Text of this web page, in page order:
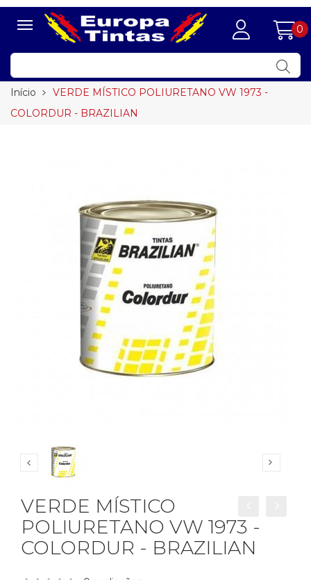
0
Início
VERDE MÍSTICO POLIURETANO VW 1973 -
COLORDUR - BRAZILIAN
VERDE MÍSTICO
POLIURETANO VW 1973 -
COLORDUR - BRAZILIAN